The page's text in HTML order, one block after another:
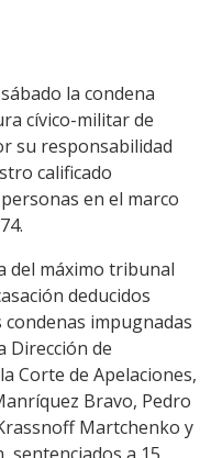
Link
la condena
cívico-militar de
su responsabilidad
calificado
en el marco
del máximo tribunal
deducidos
impugnadas
Dirección de
Corte de Apelaciones,
Bravo, Pedro
Martchenko y
sentenciados a 15